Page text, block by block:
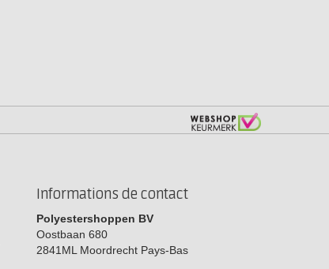
Informations de contact
Polyestershoppen BV
Oostbaan 680
2841ML Moordrecht Pays-Bas